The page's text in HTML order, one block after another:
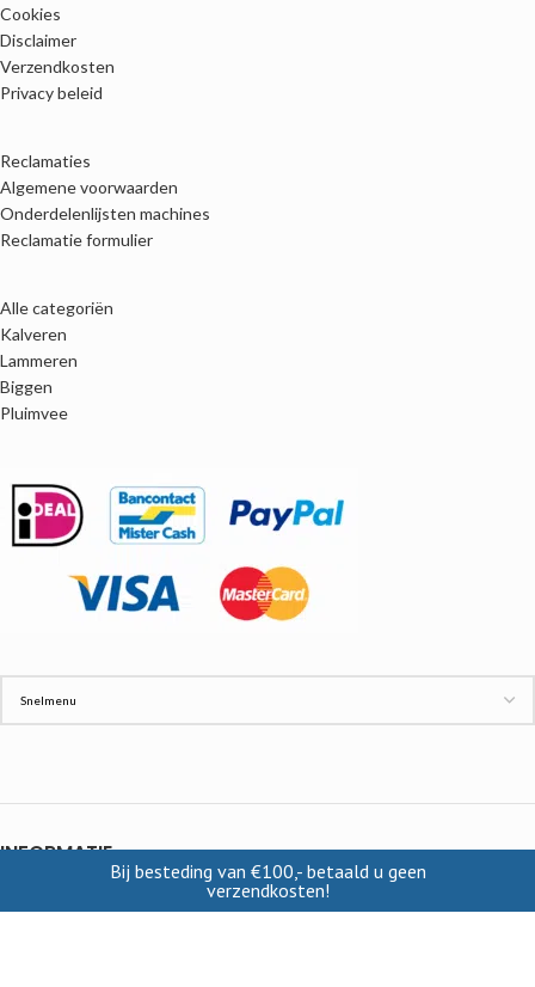
Cookies
Disclaimer
Verzendkosten
Privacy beleid
Reclamaties
Algemene voorwaarden
Onderdelenlijsten machines
Reclamatie formulier
Alle categoriën
Kalveren
Lammeren
Biggen
Pluimvee
INFORMATIE
Bij besteding van €100,- betaald u geen
verzendkosten!